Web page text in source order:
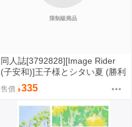
限制級商品
同人誌[3792828][Image Rider
(子安和)]王子様とシタい夏 (勝利
女神妮姬)
售價 335